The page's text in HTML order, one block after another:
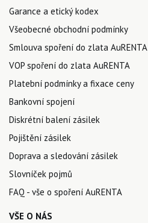
Garance a etický kodex
Všeobecné obchodní podmínky
Smlouva spoření do zlata AuRENTA
VOP spoření do zlata AuRENTA
Platební podmínky a fixace ceny
Bankovní spojení
Diskrétní balení zásilek
Pojištění zásilek
Doprava a sledování zásilek
Slovníček pojmů
FAQ - vše o spoření AuRENTA
VŠE O NÁS